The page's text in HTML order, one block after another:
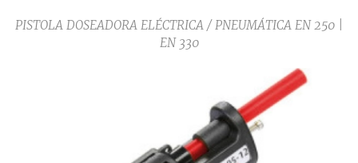
PISTOLA DOSEADORA ELÉCTRICA / PNEUMÁTICA EN 250 |
EN 330